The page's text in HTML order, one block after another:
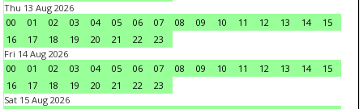
Thu 13 Aug 2026
00
01 02 03 04 05 06 07 08 09 10 11 12 13 14
15
16
17 18 19 20 21 22
23
Fri 14 Aug 2026
00
01 02 03 04 05 06 07 08 09 10 11 12 13 14
15
16
17 18 19 20 21 22
23
Sat 15 Aug 2026